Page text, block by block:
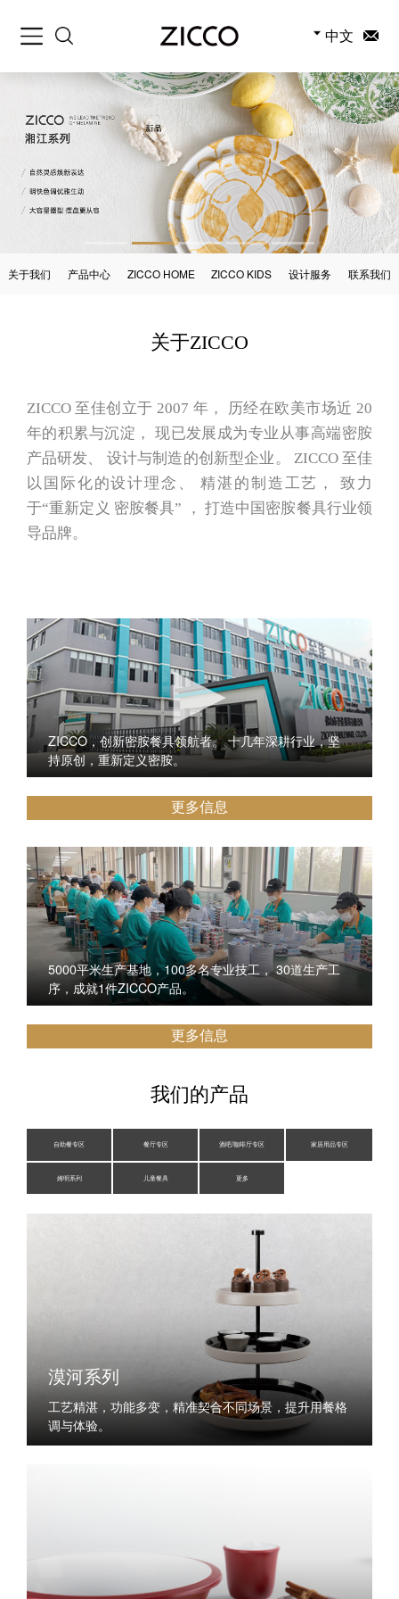
中文
关于我们 产品中心 ZICCO HOME ZICCO KIDS 设计服务 联系我们
关于ZICCO
ZICCO 至佳创立于 2007 年， 历经在欧美市场近 20
年的积累与沉淀， 现已发展成为专业从事高端密胺
产品研发、 设计与制造的创新型企业。 ZICCO 至佳
以国际化的设计理念、 精湛的制造工艺， 致力
于“重新定义 密胺餐具” ， 打造中国密胺餐具行业领
导品牌。
ZICCO，创新密胺餐具领航者。 十几年深耕行业，坚
持原创，重新定义密胺。
更多信息
5000平米生产基地，100多名专业技工， 30道生产工
序，成就1件ZICCO产品。
更多信息
我们的产品
自助餐专区 餐厅专区 酒吧/咖啡厅专区 家居用品专区
姆明系列 儿童餐具 更多
漠河系列
工艺精湛，功能多变，精准契合不同场景，提升用餐格
调与体验。